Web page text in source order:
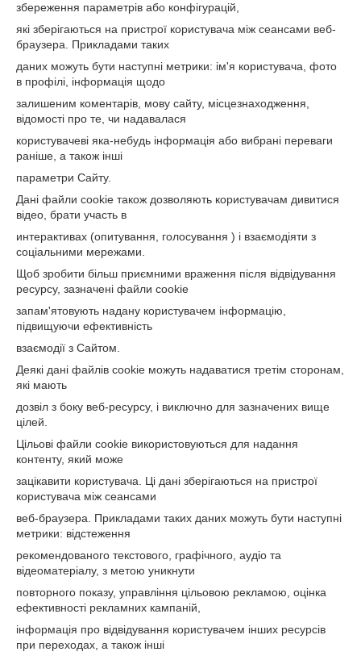
збереження параметрів або конфігурацій,
які зберігаються на пристрої користувача між сеансами веб-
браузера. Прикладами таких
даних можуть бути наступні метрики: ім'я користувача, фото
в профілі, інформація щодо
залишеним коментарів, мову сайту, місцезнаходження,
відомості про те, чи надавалася
користувачеві яка-небудь інформація або вибрані переваги
раніше, а також інші
параметри Сайту.
Дані файли cookie також дозволяють користувачам дивитися
відео, брати участь в
интерактивах (опитування, голосування ) і взаємодіяти з
соціальними мережами.
Щоб зробити більш приємними враження після відвідування
ресурсу, зазначені файли cookie
запам'ятовують надану користувачем інформацію,
підвищуючи ефективність
взаємодії з Сайтом.
Деякі дані файлів cookie можуть надаватися третім сторонам,
які мають
дозвіл з боку веб-ресурсу, і виключно для зазначених вище
цілей.
Цільові файли cookie використовуються для надання
контенту, який може
зацікавити користувача. Ці дані зберігаються на пристрої
користувача між сеансами
веб-браузера. Прикладами таких даних можуть бути наступні
метрики: відстеження
рекомендованого текстового, графічного, аудіо та
відеоматеріалу, з метою уникнути
повторного показу, управління цільовою рекламою, оцінка
ефективності рекламних кампаній,
інформація про відвідування користувачем інших ресурсів
при переходах, а також інші